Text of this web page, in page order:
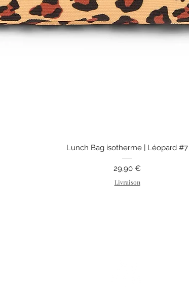
Aperçu rapide
Lunch Bag isotherme | Léopard #7
Prix
29,90 €
Livraison